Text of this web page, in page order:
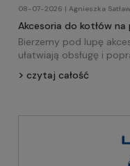
08-07-2026 | Agnieszka
Akcesoria do kotłów na
Bierzemy pod lupę
ułatwiają obsługę i
czytaj całość